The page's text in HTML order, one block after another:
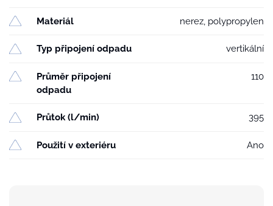
Materiál nerez, polypropylen
Typ připojení odpadu vertikální
Průměr připojení
odpadu
110
Průtok (l/min) 395
Použití v exteriéru Ano